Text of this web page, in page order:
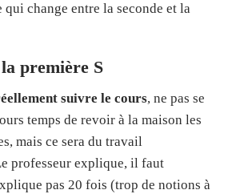
change entre la seconde et la
première S
suivre le cours, ne pas se
temps de revoir à la maison les
mais ce sera du travail
professeur explique, il faut
pas 20 fois (trop de notions à